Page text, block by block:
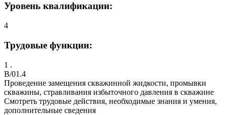
Уровень квалификации:
4
Трудовые функции:
1 .
B/01.4
Проведение замещения скважинной жидкости, промывки
скважины, стравливания избыточного давления в скважине
Смотреть трудовые действия, необходимые знания и умения,
дополнительные сведения